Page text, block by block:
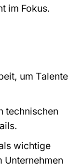
im Fokus.
um Talente
technischen
wichtige
Unternehmen